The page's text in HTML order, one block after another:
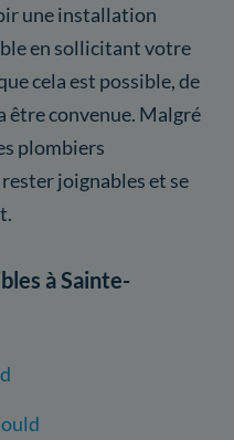
une installation
en sollicitant votre
cela est possible, de
être convenue. Malgré
plombiers
joignables et se
à Sainte-